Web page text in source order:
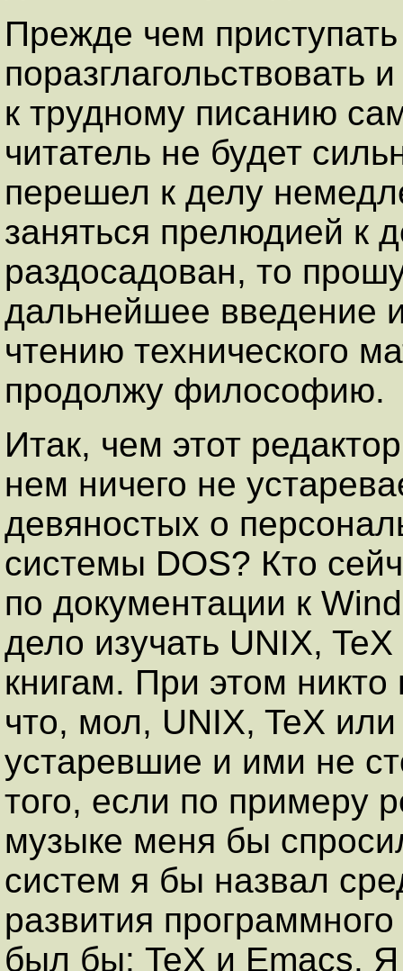
Прежде чем
поразглагольствовать
к трудному писанию
читатель не будет
перешел к делу
заняться прелюдией к
раздосадован, то
дальнейшее введение
чтению технического
продолжу философию.
Итак, чем этот
нем ничего не
девяностых о
системы DOS? Кто
по документации к
дело изучать UNIX,
книгам. При этом никто
что, мол, UNIX, TeX
устаревшие и ими не
того, если по примеру
музыке меня бы
систем я бы назвал
развития
был бы: TeX и Emacs.